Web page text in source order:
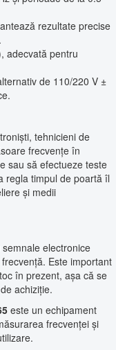
rezultate precise
adecvată pentru
de 110/220 V ±
tehnicieni de
frecvențe în
sau să efectueze teste
regla timpul de poartă îl
și medii
electronice
Este important
în prezent, așa că se
achiziție.
este un echipament
frecvenței și